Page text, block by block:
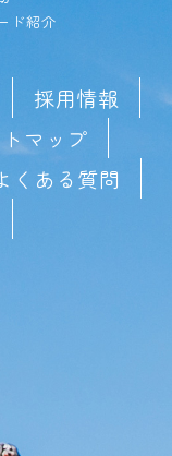
ド紹介
採用情報
マップ
くある質問